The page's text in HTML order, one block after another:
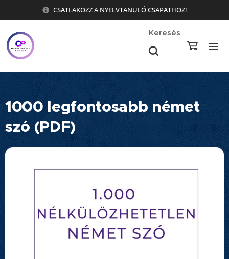
CSATLAKOZZ A NYELVTANULÓ CSAPATHOZ!
Keresés
1000 legfontosabb német
szó (PDF)